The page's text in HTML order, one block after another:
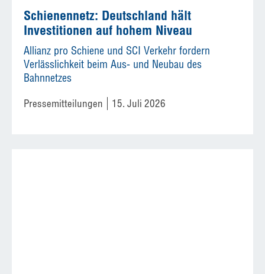
Schienennetz: Deutschland hält
Investitionen auf hohem Niveau
Allianz pro Schiene und SCI Verkehr fordern
Verlässlichkeit beim Aus- und Neubau des
Bahnnetzes
Pressemitteilungen 15. Juli 2026